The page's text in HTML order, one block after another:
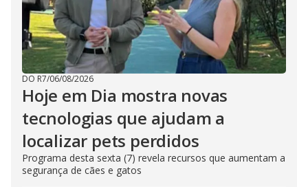
DO R7/06/08/2026
Hoje em Dia mostra novas
tecnologias que ajudam a
localizar pets perdidos
Programa desta sexta (7) revela recursos que aumentam a
segurança de cães e gatos